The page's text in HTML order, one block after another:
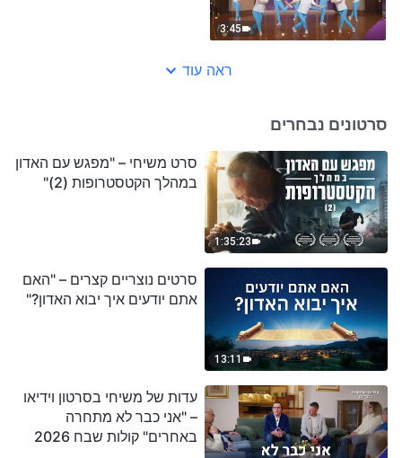
3:45
ראה עוד
סרטונים נבחרים
1:35:23
סרט משיחי – "מפגש עם האדון
במהלך הקטסטרופות (2)"
13:11
סרטים נוצריים קצרים – "האם
אתם יודעים איך יבוא האדון?"
עדות של משיחי בסרטון וידיאו
– "אני כבר לא מתחרה
באחרים" קולות שבח 2026